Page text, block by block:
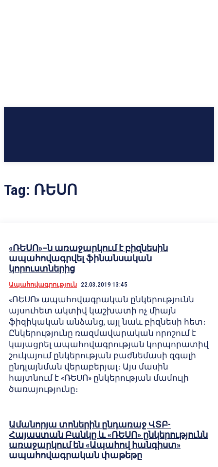
Tag: ՌԵՍՈ
«ՌԵՍՈ»–ն առաջարկում է բիզնեսին
ապահովագրվել ֆինանսական
կորուստներից
Ապահովագրություն 22.03.2019 13:45
«ՌԵՍՈ» ապահովագրական ընկերությունն
այսուհետ ակտիվ կաշխատի ոչ միայն
ֆիզիկական անձանց, այլ նաև բիզնեսի հետ։
Ընկերությունը ռազմավարական որոշում է
կայացրել ապահովագրության կորպորատիվ
շուկայում ընկերության բաժնեմասի զգալի
ընդլայնման վերաբերյալ։ Այս մասին
հայտնում է «ՌԵՍՈ» ընկերության մամուլի
ծառայությունը։
Ամանորյա տոներին ընդառաջ ՎՏԲ-
Հայաստան Բանկը և «ՌԵՍՈ» ընկերությունն
առաջարկում են «Ապահով հանգիստ»
ապահովագրական փաթեթը